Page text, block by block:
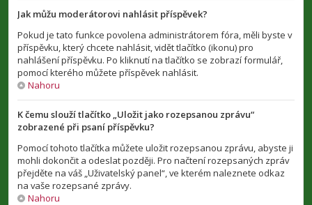
Jak můžu moderátorovi nahlásit příspěvek?
Pokud je tato funkce povolena administrátorem fóra, měli byste v
příspěvku, který chcete nahlásit, vidět tlačítko (ikonu) pro
nahlášení příspěvku. Po kliknutí na tlačítko se zobrazí formulář,
pomocí kterého můžete příspěvek nahlásit.
Nahoru
K čemu slouží tlačítko „Uložit jako rozepsanou zprávu“
zobrazené při psaní příspěvku?
Pomocí tohoto tlačítka můžete uložit rozepsanou zprávu, abyste ji
mohli dokončit a odeslat později. Pro načtení rozepsaných zpráv
přejděte na váš „Uživatelský panel“, ve kterém naleznete odkaz
na vaše rozepsané zprávy.
Nahoru